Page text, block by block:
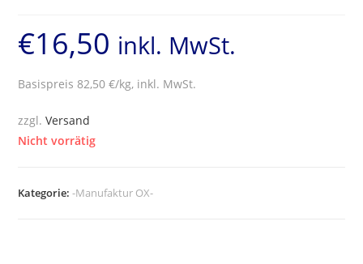
€16,50 inkl. MwSt.
Basispreis 82,50 €/kg, inkl. MwSt.
zzgl.Versand
Nicht vorrätig
Kategorie:-Manufaktur OX-